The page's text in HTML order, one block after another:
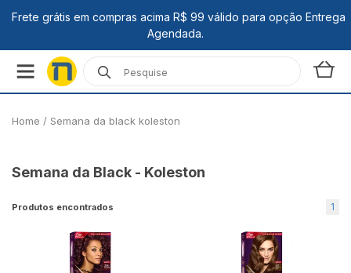
Home / Semana da black koleston
Semana da Black - Koleston
Produtos encontrados 1